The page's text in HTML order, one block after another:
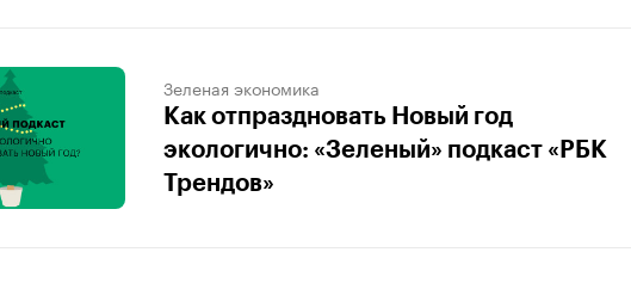
Зеленая экономика
Как отпраздновать Новый год
экологично: «Зеленый» подкаст «РБК
Трендов»